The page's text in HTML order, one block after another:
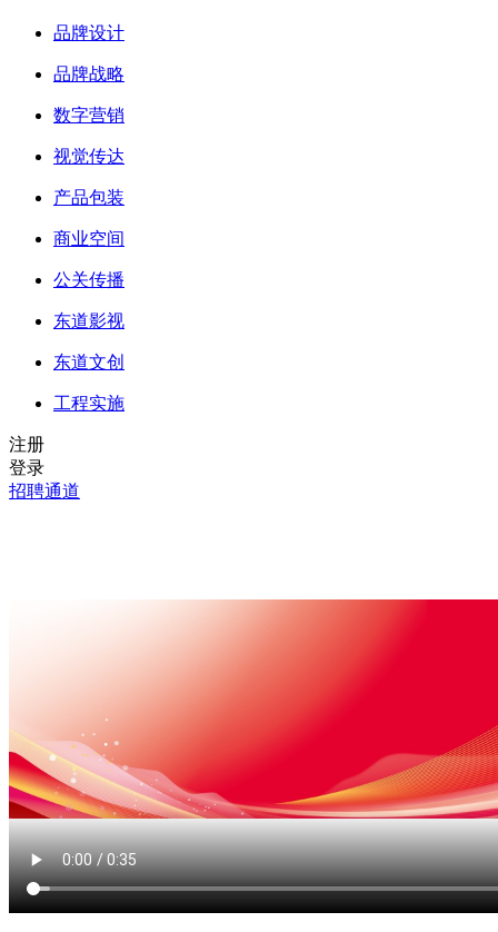
品牌设计
品牌战略
数字营销
视觉传达
产品包装
商业空间
公关传播
东道影视
东道文创
工程实施
注册
登录
招聘通道